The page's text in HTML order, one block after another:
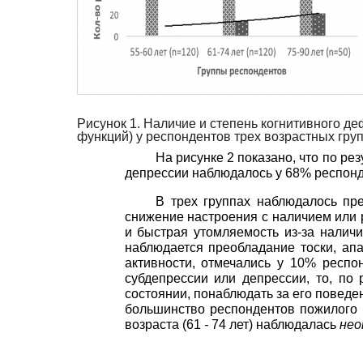
Рисунок 1. Наличие и степень когнитивного
функций) у респондентов трех возрастных
На рисунке 2 показано, что по
депрессии наблюдалось у 68%
В трех группах наблюдалось
снижение настроения с наличием или
и быстрая утомляемость из-за
наблюдается преобладание тоски,
активности, отмечались у 10%
субдепрессии или депрессии, то,
состоянии, понаблюдать за его
большинство респондентов пожилого
возраста (61 -74 лет) наблюдалась